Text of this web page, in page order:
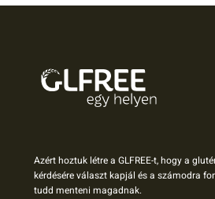
Azért hoztuk létre a GLFREE-t, hogy a
kérdésére választ kapjál és a számodra
tudd menteni magadnak.